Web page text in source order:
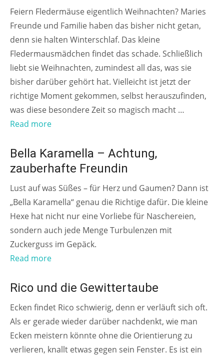
Feiern Fledermäuse eigentlich Weihnachten? Maries
Freunde und Familie haben das bisher nicht getan,
denn sie halten Winterschlaf. Das kleine
Fledermausmädchen findet das schade. Schließlich
liebt sie Weihnachten, zumindest all das, was sie
bisher darüber gehört hat. Vielleicht ist jetzt der
richtige Moment gekommen, selbst herauszufinden,
was diese besondere Zeit so magisch macht …
Read more
AB 8 JAHREN
Bella Karamella – Achtung,
zauberhafte Freundin
Lust auf was Süßes – für Herz und Gaumen? Dann ist
„Bella Karamella“ genau die Richtige dafür. Die kleine
Hexe hat nicht nur eine Vorliebe für Naschereien,
sondern auch jede Menge Turbulenzen mit
Zuckerguss im Gepäck.
Read more
AB 6 JAHREN
Rico und die Gewittertaube
Ecken findet Rico schwierig, denn er verläuft sich oft.
Als er gerade wieder darüber nachdenkt, wie man
Ecken meistern könnte ohne die Orientierung zu
verlieren, knallt etwas gegen sein Fenster. Es ist ein